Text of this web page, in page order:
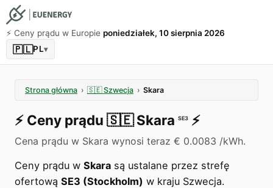
⚡️ Ceny prądu w Europie poniedziałek, 10 sierpnia 2026
🇵🇱PL▾
Strona główna › 🇸🇪 Szwecja › Skara
⚡️ Ceny prądu 🇸🇪 Skara SE3 ⚡️
Cena prądu w Skara wynosi teraz € 0.0083 /kWh.
Ceny prądu w Skara są ustalane przez strefę
ofertową SE3 (Stockholm) w kraju Szwecja.